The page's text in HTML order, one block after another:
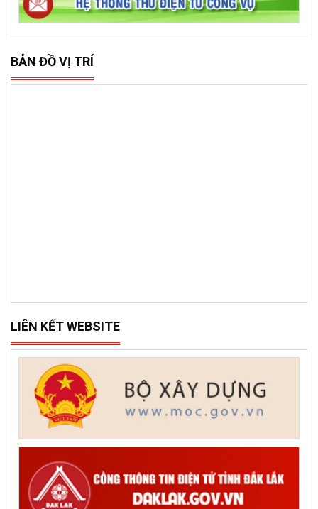
BẢN ĐỒ VỊ TRÍ
LIÊN KẾT WEBSITE